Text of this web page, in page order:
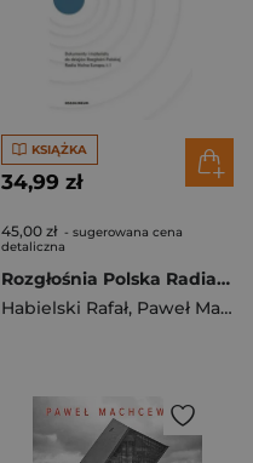
KSIĄŻKA
34,99 zł
45,00 zł - sugerowana cena
detaliczna
Rozgłośnia Polska Radia Wolna Europa w latach 1950-1975
Habielski Rafał, Paweł Machcewicz